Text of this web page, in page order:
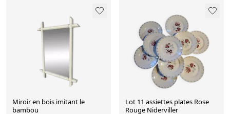
Miroir en bois imitant le
bambou
Lot 11 assiettes plates Rose
Rouge Niderviller